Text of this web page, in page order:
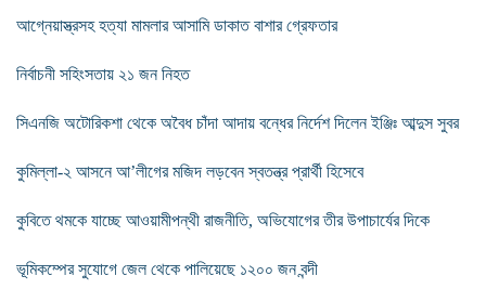
আগ্নেয়াস্ত্রসহ হত্যা মামলার আসামি ডাকাত বাশার গ্রেফতার
নির্বাচনী সহিংসতায় ২১ জন নিহত
সিএনজি অটোরিকশা থেকে অবৈধ চাঁদা আদায় বন্ধের নির্দেশ দিলেন ইঞ্জিঃ আব্দুস সুবর
কুমিল্লা-২ আসনে আ’লীগের মজিদ লড়বেন স্বতন্ত্র প্রার্থী হিসেবে
কুবিতে থমকে যাচ্ছে আওয়ামীপন্থী রাজনীতি, অভিযোগের তীর উপাচার্যের দিকে
ভূমিকম্পের সুযোগে জেল থেকে পালিয়েছে ১২০০ জন বন্দী